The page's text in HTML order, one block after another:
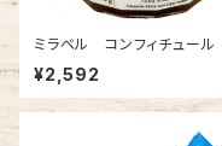
ミラベル コンフィチュール
¥2,592